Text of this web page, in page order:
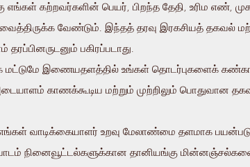
கற்றவர்களின் பெயர், பிறந்த தேதி, உரிம எண்,
வேண்டும். இந்தத் தரவு இரகசியத் தகவல்
பகிரப்படாது.
மட்டுமே இணையதளத்தில் உங்கள் தொடர்புகளைக்
காணக்கூடிய மற்றும் முற்றிலும் பொதுவான
வாடிக்கையாளர் உறவு மேலாண்மை தளமாக
நினைவூட்டல்களுக்கான தானியங்கு